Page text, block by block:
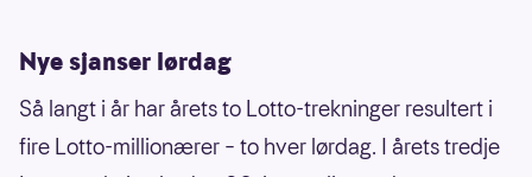
Nye sjanser lørdag
Så langt i år har årets to Lotto-trekninger resultert i
fire Lotto-millionærer – to hver lørdag. I årets tredje